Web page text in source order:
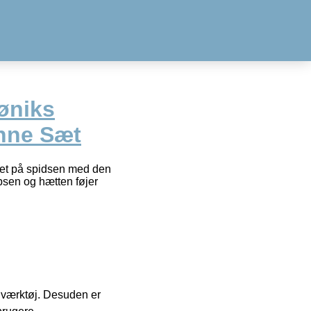
Sæt
på spidsen med den
og hætten føjer
Desuden er